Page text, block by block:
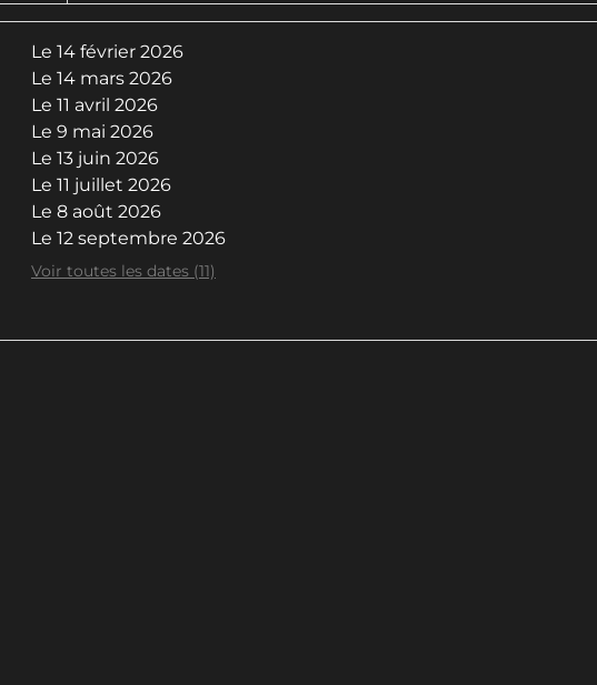
Le 14 février 2026
Le 14 mars 2026
Le 11 avril 2026
Le 9 mai 2026
Le 13 juin 2026
Le 11 juillet 2026
Le 8 août 2026
Le 12 septembre 2026
Voir toutes les dates (11)